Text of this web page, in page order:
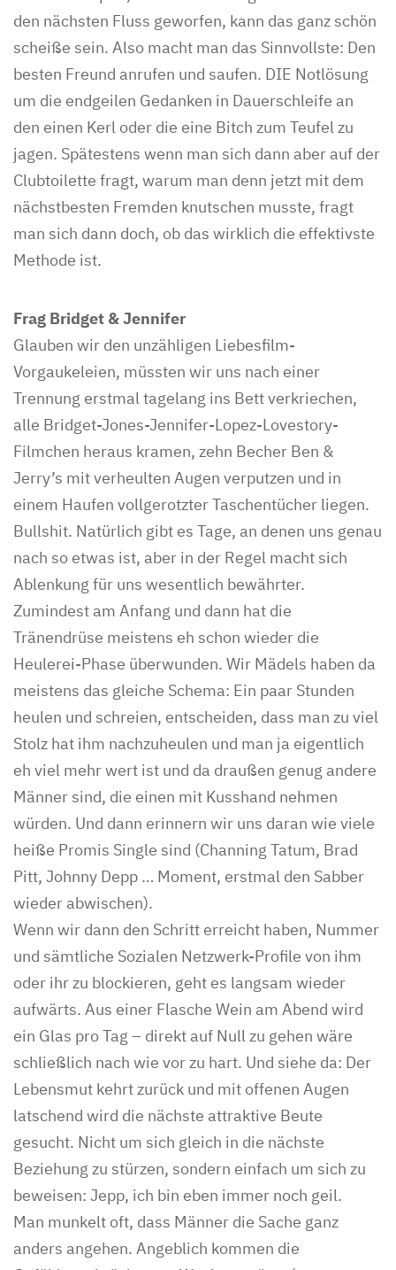
den nächsten Fluss geworfen, kann das ganz schön
scheiße sein. Also macht man das Sinnvollste: Den
besten Freund anrufen und saufen. DIE Notlösung
um die endgeilen Gedanken in Dauerschleife an
den einen Kerl oder die eine Bitch zum Teufel zu
jagen. Spätestens wenn man sich dann aber auf der
Clubtoilette fragt, warum man denn jetzt mit dem
nächstbesten Fremden knutschen musste, fragt
man sich dann doch, ob das wirklich die effektivste
Methode ist.
Frag Bridget & Jennifer
Glauben wir den unzähligen Liebesfilm-
Vorgaukeleien, müssten wir uns nach einer
Trennung erstmal tagelang ins Bett verkriechen,
alle Bridget-Jones-Jennifer-Lopez-Lovestory-
Filmchen heraus kramen, zehn Becher Ben &
Jerry’s mit verheulten Augen verputzen und in
einem Haufen vollgerotzter Taschentücher liegen.
Bullshit. Natürlich gibt es Tage, an denen uns genau
nach so etwas ist, aber in der Regel macht sich
Ablenkung für uns wesentlich bewährter.
Zumindest am Anfang und dann hat die
Tränendrüse meistens eh schon wieder die
Heulerei-Phase überwunden. Wir Mädels haben da
meistens das gleiche Schema: Ein paar Stunden
heulen und schreien, entscheiden, dass man zu viel
Stolz hat ihm nachzuheulen und man ja eigentlich
eh viel mehr wert ist und da draußen genug andere
Männer sind, die einen mit Kusshand nehmen
würden. Und dann erinnern wir uns daran wie viele
heiße Promis Single sind (Channing Tatum, Brad
Pitt, Johnny Depp … Moment, erstmal den Sabber
wieder abwischen).
Wenn wir dann den Schritt erreicht haben, Nummer
und sämtliche Sozialen Netzwerk-Profile von ihm
oder ihr zu blockieren, geht es langsam wieder
aufwärts. Aus einer Flasche Wein am Abend wird
ein Glas pro Tag – direkt auf Null zu gehen wäre
schließlich nach wie vor zu hart. Und siehe da: Der
Lebensmut kehrt zurück und mit offenen Augen
latschend wird die nächste attraktive Beute
gesucht. Nicht um sich gleich in die nächste
Beziehung zu stürzen, sondern einfach um sich zu
beweisen: Jepp, ich bin eben immer noch geil.
Man munkelt oft, dass Männer die Sache ganz
anders angehen. Angeblich kommen die